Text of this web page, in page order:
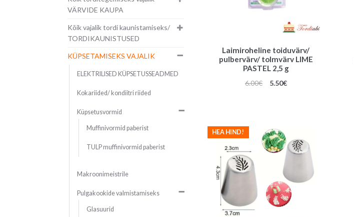
Laimiroheline toiduvärv/
pulbervärv/ tolmvärv LIME
PASTEL 2,5 g
6.00€
Algne
5.50€Praegune
HEA HIND!
VÄRVIDE KAUPA
Kõik vajalik tordi kaunistamiseks/
TORDIKAUNISTUSED
KÜPSETAMISEKS VAJALIK
ELEKTRILISED KÜPSETUSSEADMED
Kokariided/ kondiitri riided
Küpsetusvormid
Muffinivormid paberist
TULP muffinivormid paberist
Makroonimeistrile
Pulgakookide valmistamiseks
Glasuurid